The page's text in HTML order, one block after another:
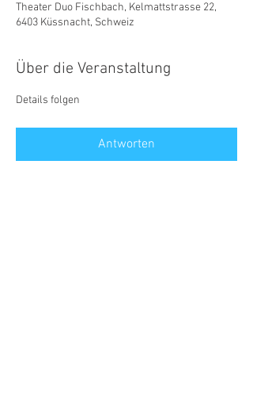
Theater Duo Fischbach, Kelmattstrasse 22,
6403 Küssnacht, Schweiz
Über die Veranstaltung
Details folgen
Antworten